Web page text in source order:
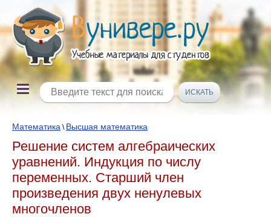
Математика \ Высшая математика
Решение систем алгебраических
уравнений. Индукция по числу
переменных. Старший член
произведения двух ненулевых
многочленов